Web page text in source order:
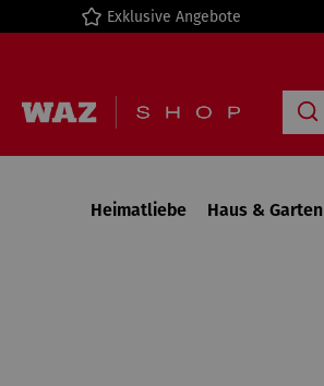
Zur Hauptnavigation springen
Exklusive Angebote
Heimatliebe Haus & Garten